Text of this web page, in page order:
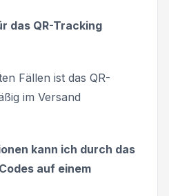
das QR-Tracking
Fällen ist das QR-
im Versand
kann ich durch das
auf einem